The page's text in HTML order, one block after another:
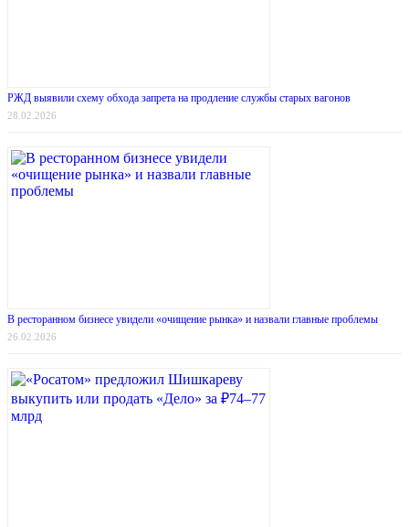
РЖД выявили схему обхода запрета на продление службы старых вагонов
28.02.2026
В ресторанном бизнесе увидели «очищение рынка» и назвали главные проблемы
26.02.2026